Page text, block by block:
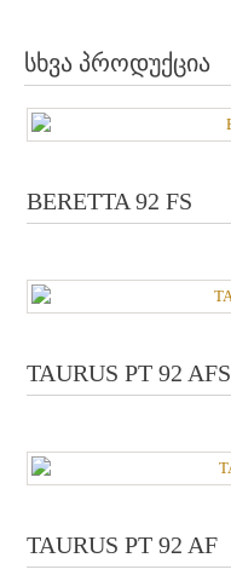
სხვა პროდუქცია
BERETTA 92 FS
TAURUS PT 92 AFS
TAURUS PT 92 AF